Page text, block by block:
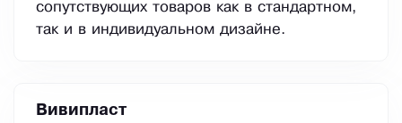
сопутствующих товаров как в стандартном,
так и в индивидуальном дизайне.
Вивипласт